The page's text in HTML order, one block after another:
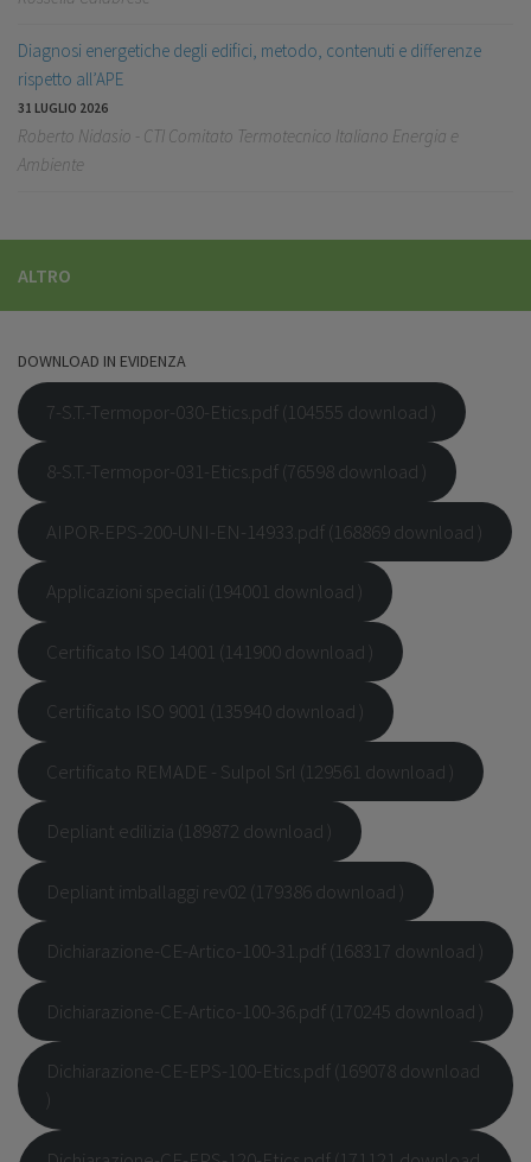
Diagnosi energetiche degli edifici, metodo, contenuti e differenze
rispetto all’APE
31 LUGLIO 2026
Roberto Nidasio - CTI Comitato Termotecnico Italiano Energia e
Ambiente
ALTRO
DOWNLOAD IN EVIDENZA
7-S.T.-Termopor-030-Etics.pdf (104555 download )
8-S.T.-Termopor-031-Etics.pdf (76598 download )
AIPOR-EPS-200-UNI-EN-14933.pdf (168869 download )
Applicazioni speciali (194001 download )
Certificato ISO 14001 (141900 download )
Certificato ISO 9001 (135940 download )
Certificato REMADE - Sulpol Srl (129561 download )
Depliant edilizia (189872 download )
Depliant imballaggi rev02 (179386 download )
Dichiarazione-CE-Artico-100-31.pdf (168317 download )
Dichiarazione-CE-Artico-100-36.pdf (170245 download )
Dichiarazione-CE-EPS-100-Etics.pdf (169078 download
)